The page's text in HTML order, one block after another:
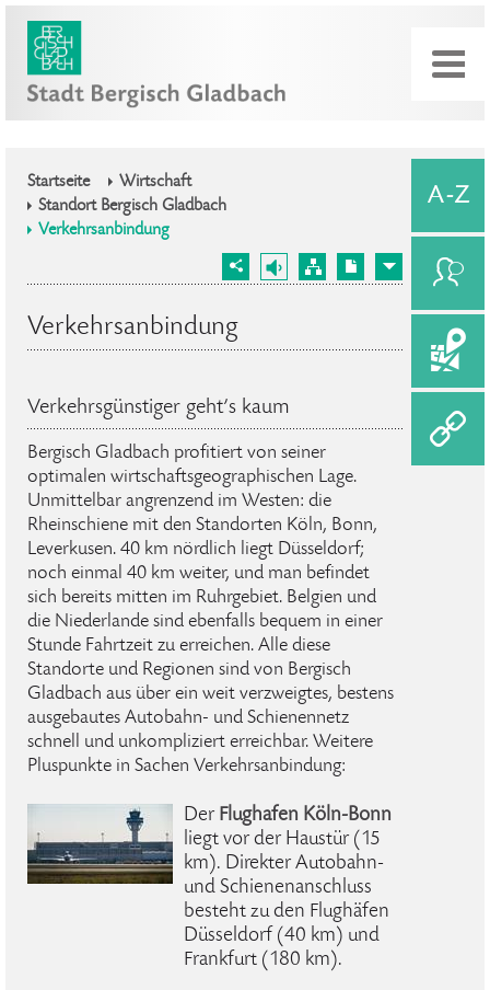
Startseite
Wirtschaft
Standort Bergisch Gladbach
Verkehrsanbindung
Verkehrsanbindung
Verkehrsgünstiger geht’s kaum
Bergisch Gladbach profitiert von seiner
optimalen wirtschaftsgeographischen Lage.
Unmittelbar angrenzend im Westen: die
Rheinschiene mit den Standorten Köln, Bonn,
Leverkusen. 40 km nördlich liegt Düsseldorf;
noch einmal 40 km weiter, und man befindet
sich bereits mitten im Ruhrgebiet. Belgien und
die Niederlande sind ebenfalls bequem in einer
Stunde Fahrtzeit zu erreichen. Alle diese
Standorte und Regionen sind von Bergisch
Gladbach aus über ein weit verzweigtes, bestens
ausgebautes Autobahn- und Schienennetz
schnell und unkompliziert erreichbar. Weitere
Pluspunkte in Sachen Verkehrsanbindung:
Der Flughafen Köln-Bonn
liegt vor der Haustür (15
km). Direkter Autobahn-
und Schienenanschluss
besteht zu den Flughäfen
Düsseldorf (40 km) und
Frankfurt (180 km).